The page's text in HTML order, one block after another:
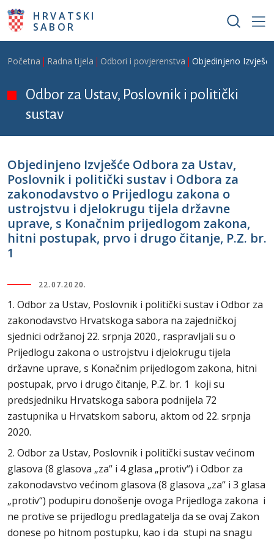
Skoči na glavni sadržaj
HRVATSKI
SABOR
Breadcrumb
Početna Radna tijela Odbori i povjerenstva Objedinjeno
Odbor za Ustav, Poslovnik i politički
sustav
Objedinjeno Izvješće Odbora za Ustav,
Poslovnik i politički sustav i Odbora za
zakonodavstvo o Prijedlogu zakona o
ustrojstvu i djelokrugu tijela državne
uprave, s Konačnim prijedlogom zakona,
hitni postupak, prvo i drugo čitanje, P.Z. br.
1
22.07.2020.
1. Odbor za Ustav, Poslovnik i politički sustav i Odbor za
zakonodavstvo Hrvatskoga sabora na zajedničkoj
sjednici održanoj 22. srpnja 2020., raspravljali su o
Prijedlogu zakona o ustrojstvu i djelokrugu tijela
državne uprave, s Konačnim prijedlogom zakona, hitni
postupak, prvo i drugo čitanje, P.Z. br. 1 koji su
predsjedniku Hrvatskoga sabora podnijela 72
zastupnika u Hrvatskom saboru, aktom od 22. srpnja
2020.
2. Odbor za Ustav, Poslovnik i politički sustav većinom
glasova (8 glasova „za“ i 4 glasa „protiv“) i Odbor za
zakonodavstvo većinom glasova (8 glasova „za“ i 3 glasa
„protiv“) podupiru donošenje ovoga Prijedloga zakona i
ne protive se prijedlogu predlagatelja da se ovaj Zakon
donese po hitnom postupku, kao i da stupi na snagu